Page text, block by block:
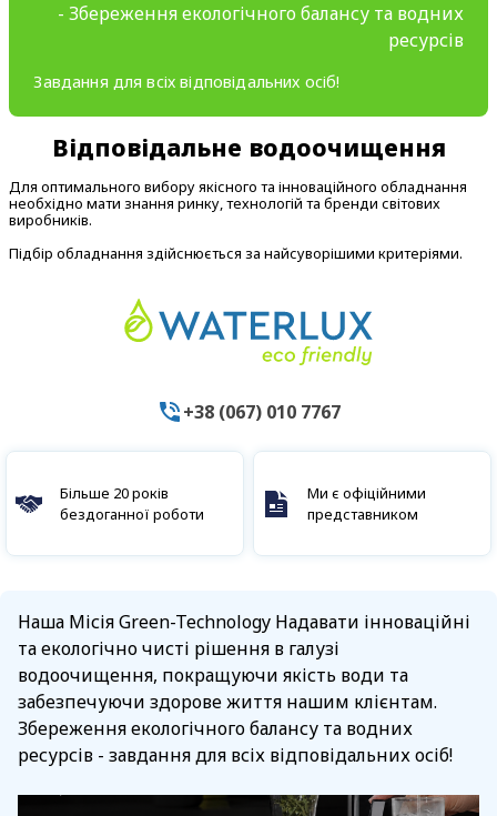
- Збереження екологічного балансу та водних
ресурсів
Завдання для всіх відповідальних осіб!
Відповідальне водоочищення
Для оптимального вибору якісного та інноваційного обладнання
необхідно мати знання ринку, технологій та бренди світових
виробників.
Підбір обладнання здійснюється за найсуворішими критеріями.
+38 (067) 010 7767
Більше 20 років
бездоганної роботи
Ми є офіційними
представником
Наша Місія Green-Technology Надавати інноваційні
та екологічно чисті рішення в галузі
водоочищення, покращуючи якість води та
забезпечуючи здорове життя нашим клієнтам.
Збереження екологічного балансу та водних
ресурсів - завдання для всіх відповідальних осіб!